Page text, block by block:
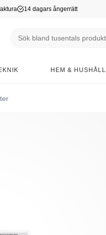
14 dagars ångerrätt
HEM & HUSHÅLL